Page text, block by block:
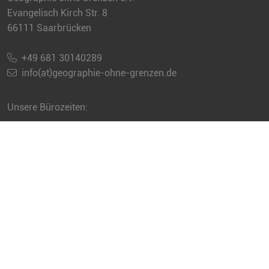
Evangelisch Kirch Str. 8
66111 Saarbrücken
+49 681 30140289
info(at)geographie-ohne-grenzen.de
Unsere Bürozeiten: